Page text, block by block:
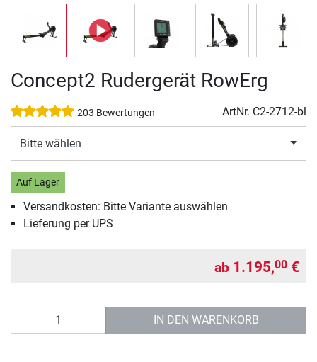
Concept2 Rudergerät RowErg
203 Bewertungen ArtNr. C2-2712-bl
Bitte wählen
Auf Lager
Versandkosten: Bitte Variante auswählen
Lieferung per UPS
ab 1.195,00 €
IN DEN WARENKORB